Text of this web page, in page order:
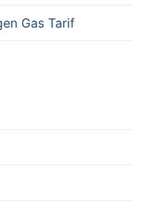
Gas Tarif